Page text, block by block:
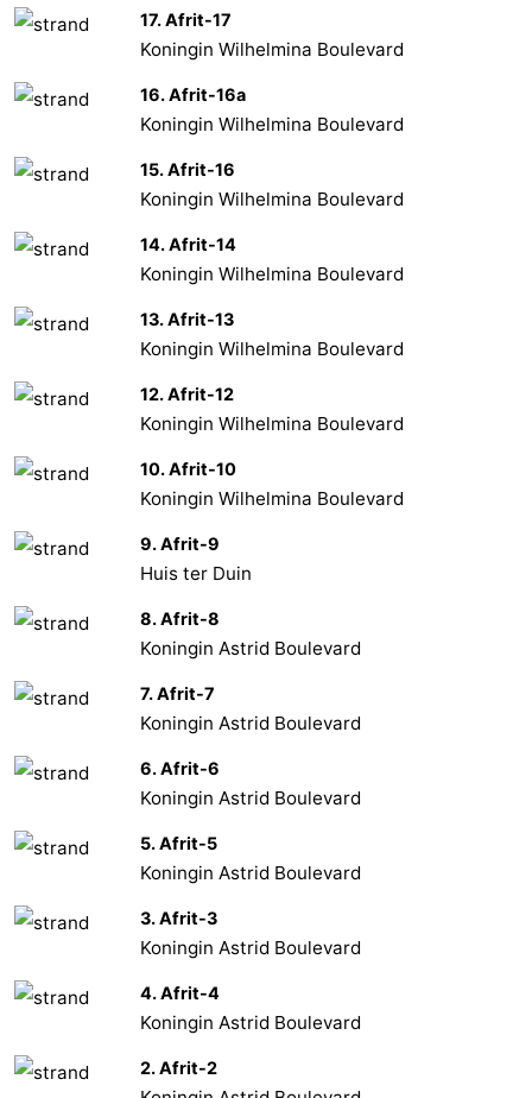
17. Afrit-17
Koningin Wilhelmina Boulevard
16. Afrit-16a
Koningin Wilhelmina Boulevard
15. Afrit-16
Koningin Wilhelmina Boulevard
14. Afrit-14
Koningin Wilhelmina Boulevard
13. Afrit-13
Koningin Wilhelmina Boulevard
12. Afrit-12
Koningin Wilhelmina Boulevard
10. Afrit-10
Koningin Wilhelmina Boulevard
9. Afrit-9
Huis ter Duin
8. Afrit-8
Koningin Astrid Boulevard
7. Afrit-7
Koningin Astrid Boulevard
6. Afrit-6
Koningin Astrid Boulevard
5. Afrit-5
Koningin Astrid Boulevard
3. Afrit-3
Koningin Astrid Boulevard
4. Afrit-4
Koningin Astrid Boulevard
2. Afrit-2